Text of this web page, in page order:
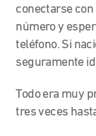
conectarse
número y
teléfono. Si
seguramente
Todo era muy
tres veces